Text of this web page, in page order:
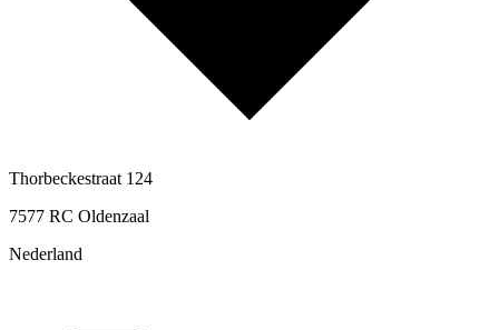
Thorbeckestraat 124
7577 RC Oldenzaal
Nederland